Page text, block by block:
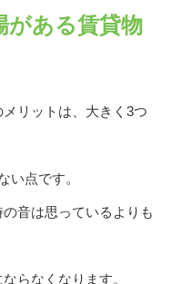
がある賃貸物
リットは、大きく3つ
い点です。
音は思っているよりも
らなくなります。